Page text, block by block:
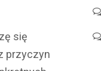
się
przyczyn